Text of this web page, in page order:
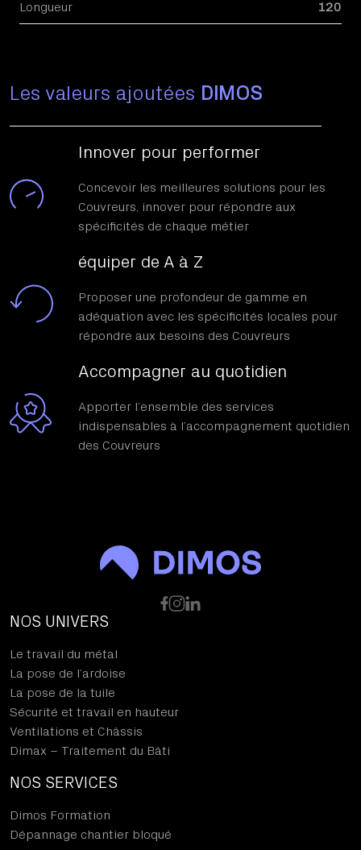
Longueur 120
Les valeurs ajoutées DIMOS
Innover pour performer
Concevoir les meilleures solutions pour les
Couvreurs, innover pour répondre aux
spécificités de chaque métier
équiper de A à Z
Proposer une profondeur de gamme en
adéquation avec les spécificités locales pour
répondre aux besoins des Couvreurs
Accompagner au quotidien
Apporter l’ensemble des services
indispensables à l’accompagnement quotidien
des Couvreurs
NOS UNIVERS
Le travail du métal
La pose de l’ardoise
La pose de la tuile
Sécurité et travail en hauteur
Ventilations et Châssis
Dimax – Traitement du Bâti
NOS SERVICES
Dimos Formation
Dépannage chantier bloqué